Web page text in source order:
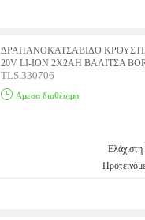
ΔΡΑΠΑΝΟΚΑΤΣΑΒΙΔΟ
20V LI-ION 2X2AH ΒΑΛΙΤΣΑ
TLS.330706
Αμεσα διαθέσιμο